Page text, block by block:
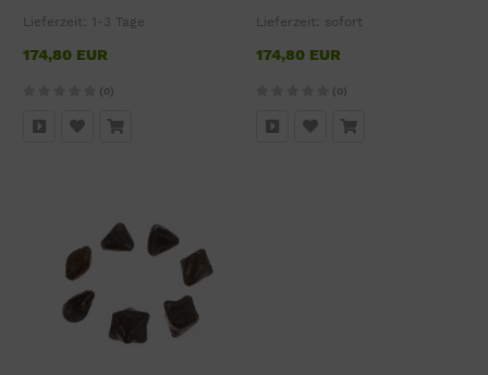
Lieferzeit: 1-3 Tage
174,80 EUR
(0)
Lieferzeit: sofort
174,80 EUR
(0)